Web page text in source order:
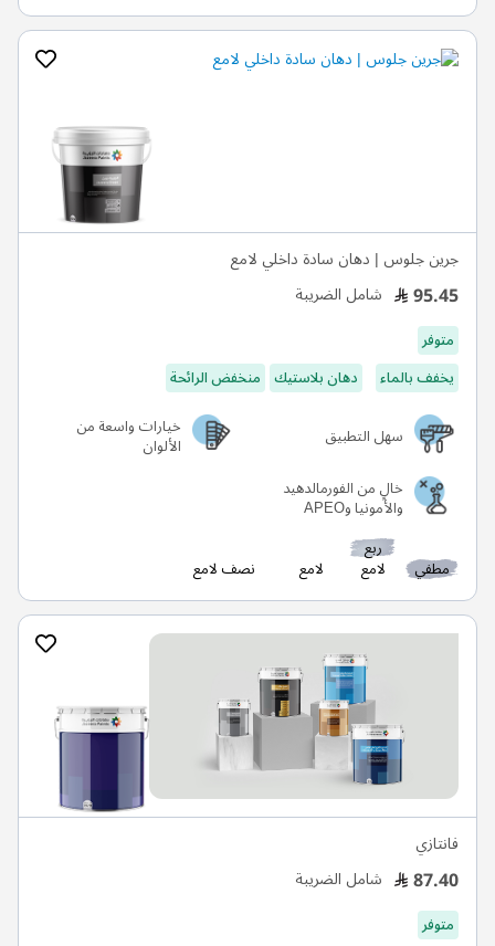
جرين جلوس | دهان سادة داخلي لامع
95.45 شامل الضريبة
متوفر
يخفف بالماء
دهان بلاستيك منخفض الرائحة
سهل التطبيق
خيارات واسعة من
الألوان
خالٍ من الفورمالدهيد
والأمونيا وAPEO
مطفي
ربع
لامع لامع نصف لامع
فانتازي
87.40 شامل الضريبة
متوفر